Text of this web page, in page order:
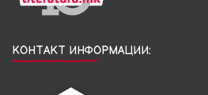
КОНТАКТ ИНФОРМАЦИИ: